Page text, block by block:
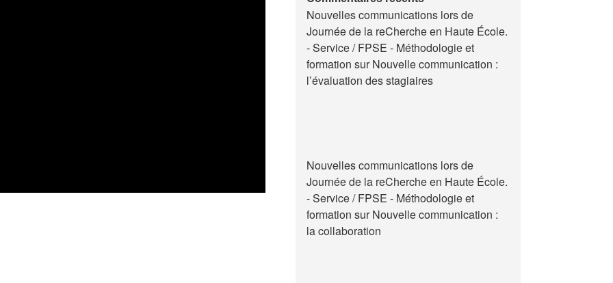
stage
en
Belgique
Nouvelles communications lors de
Journée de la reCherche en Haute École.
- Service / FPSE - Méthodologie et
formation surNouvelle communication :
l’évaluation des stagiaires
Nouvelles communications lors de
Journée de la reCherche en Haute École.
- Service / FPSE - Méthodologie et
formation surNouvelle communication :
la collaboration